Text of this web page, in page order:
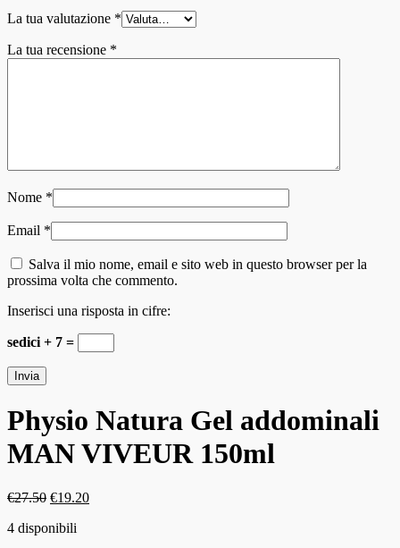
La tua valutazione *
La tua recensione *
Nome *
Email *
Salva il mio nome, email e sito web in questo browser per la
prossima volta che commento.
Inserisci una risposta in cifre:
sedici + 7 =
Physio Natura Gel addominali
MAN VIVEUR 150ml
€27.50 Il
originale
€19.20Il
4 disponibili